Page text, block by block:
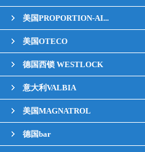
美国PROPORTION-AI...
美国OTECO
德国西锁 WESTLOCK
意大利VALBIA
美国MAGNATROL
德国bar